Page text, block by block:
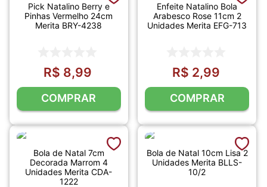
Pick Natalino Berry e
Pinhas Vermelho 24cm
Merita BRY-4238
R$ 8,99
COMPRAR
Enfeite Natalino Bola
Arabesco Rose 11cm 2
Unidades Merita EFG-713
R$ 2,99
COMPRAR
Bola de Natal 7cm
Decorada Marrom 4
Unidades Merita CDA-
1222
Bola de Natal 10cm Lisa 2
Unidades Merita BLLS-
10/2